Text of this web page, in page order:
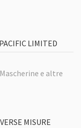
LIMITED
e altre
MISURE